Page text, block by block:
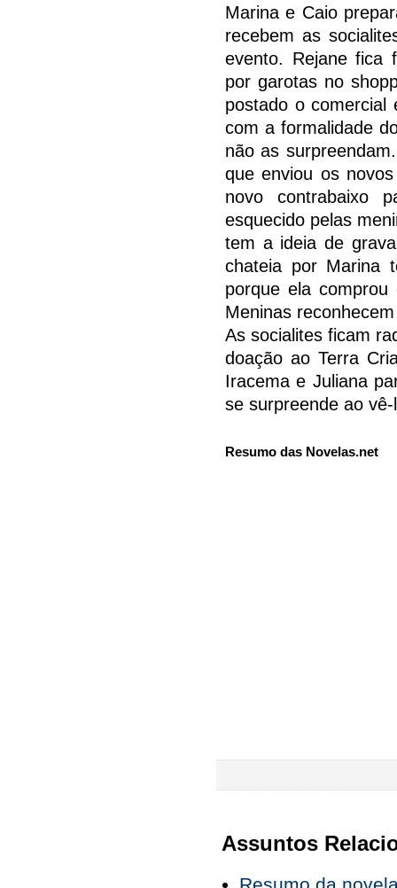
Marina e Caio
recebem as
evento. Rejane fica
por garotas no
postado o comercial
com a formalidade
não as
que enviou os
novo contrabaixo
esquecido pelas
tem a ideia de
chateia por Marina
porque ela
Meninas
As socialites ficam
doação ao Terra
Iracema e Juliana
se surpreende ao
Resumo das Novelas.net
Assuntos